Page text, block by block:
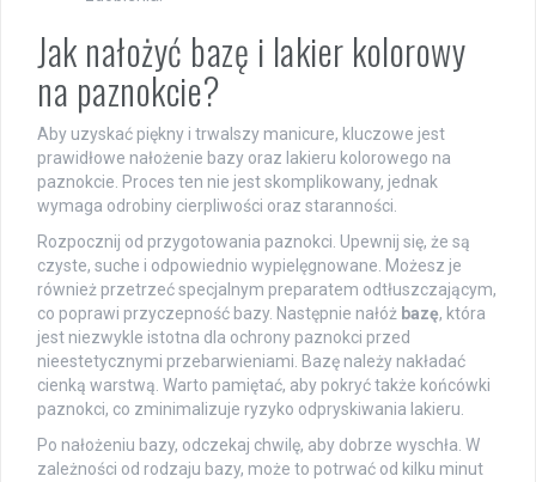
Jak nałożyć bazę i lakier kolorowy
na paznokcie?
Aby uzyskać piękny i trwalszy manicure, kluczowe jest
prawidłowe nałożenie bazy oraz lakieru kolorowego na
paznokcie. Proces ten nie jest skomplikowany, jednak
wymaga odrobiny cierpliwości oraz staranności.
Rozpocznij od przygotowania paznokci. Upewnij się, że są
czyste, suche i odpowiednio wypielęgnowane. Możesz je
również przetrzeć specjalnym preparatem odtłuszczającym,
co poprawi przyczepność bazy. Następnie nałóż bazę, która
jest niezwykle istotna dla ochrony paznokci przed
nieestetycznymi przebarwieniami. Bazę należy nakładać
cienką warstwą. Warto pamiętać, aby pokryć także końcówki
paznokci, co zminimalizuje ryzyko odpryskiwania lakieru.
Po nałożeniu bazy, odczekaj chwilę, aby dobrze wyschła. W
zależności od rodzaju bazy, może to potrwać od kilku minut